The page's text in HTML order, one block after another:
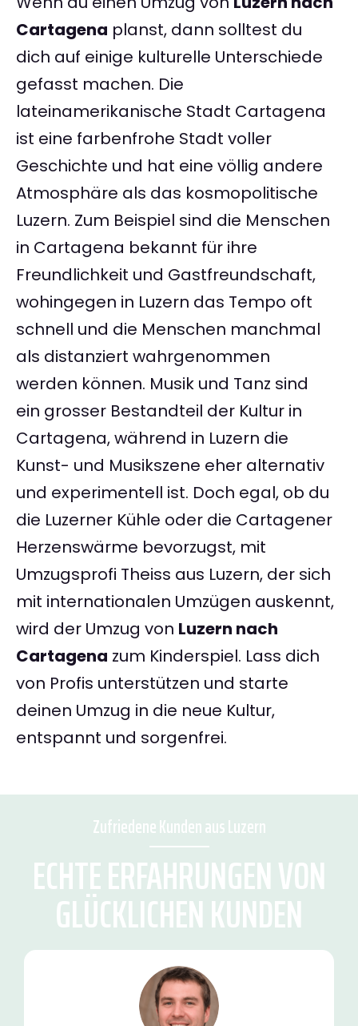
Cartagena planst, dann solltest du
dich auf einige kulturelle Unterschiede
gefasst machen. Die
lateinamerikanische Stadt Cartagena
ist eine farbenfrohe Stadt voller
Geschichte und hat eine völlig andere
Atmosphäre als das kosmopolitische
Luzern. Zum Beispiel sind die Menschen
in Cartagena bekannt für ihre
Freundlichkeit und Gastfreundschaft,
wohingegen in Luzern das Tempo oft
schnell und die Menschen manchmal
als distanziert wahrgenommen
werden können. Musik und Tanz sind
ein grosser Bestandteil der Kultur in
Cartagena, während in Luzern die
Kunst- und Musikszene eher alternativ
und experimentell ist. Doch egal, ob du
die Luzerner Kühle oder die Cartagener
Herzenswärme bevorzugst, mit
Umzugsprofi Theiss aus Luzern, der sich
mit internationalen Umzügen auskennt,
wird der Umzug von Luzern nach
Cartagena zum Kinderspiel. Lass dich
von Profis unterstützen und starte
deinen Umzug in die neue Kultur,
entspannt und sorgenfrei.
Zufriedene Kunden aus Luzern
ECHTE ERFAHRUNGEN VON
GLÜCKLICHEN KUNDEN